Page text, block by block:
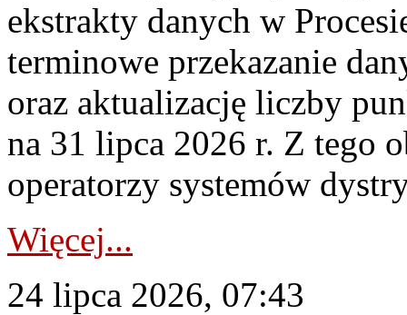
ekstrakty danych w
terminowe przekazanie
oraz aktualizację liczby
na 31 lipca 2026 r. Z tego
operatorzy systemów
Więcej...
24 lipca 2026, 07:43